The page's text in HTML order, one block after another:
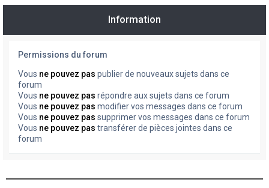
Information
Permissions du forum
Vous ne pouvez pas publier de nouveaux sujets dans ce
forum
Vous ne pouvez pas répondre aux sujets dans ce forum
Vous ne pouvez pas modifier vos messages dans ce forum
Vous ne pouvez pas supprimer vos messages dans ce forum
Vous ne pouvez pas transférer de pièces jointes dans ce
forum